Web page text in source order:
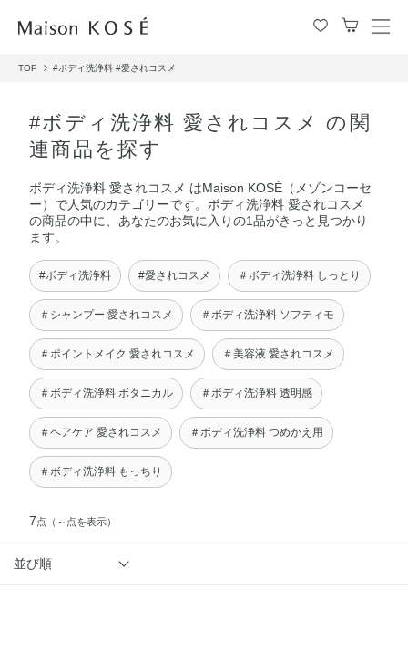
メ
TOP #ボディ洗浄料 #愛されコスメ
#ボディ洗浄料 愛されコスメ の関
連商品を探す
ボディ洗浄料 愛されコスメ はMaison KOSÉ（メゾンコーセ
ー）で人気のカテゴリーです。ボディ洗浄料 愛されコスメ
の商品の中に、あなたのお気に入りの1品がきっと見つかり
ます。
#ボディ洗浄料 #愛されコスメ ＃ボディ洗浄料 しっとり
＃シャンプー 愛されコスメ ＃ボディ洗浄料 ソフティモ
＃ポイントメイク 愛されコスメ ＃美容液 愛されコスメ
＃ボディ洗浄料 ボタニカル ＃ボディ洗浄料 透明感
＃ヘアケア 愛されコスメ ＃ボディ洗浄料 つめかえ用
＃ボディ洗浄料 もっちり
7点 （～点を表示）
並び順